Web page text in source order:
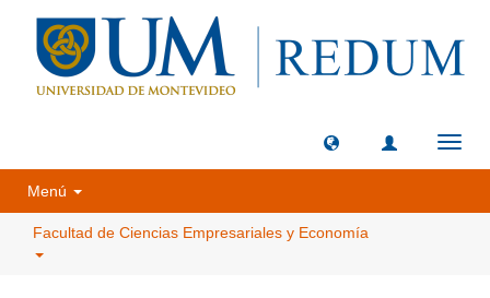
Menú
Facultad de Ciencias Empresariales y Economía